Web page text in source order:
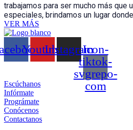
trabajamos para ser mucho más que
especiales, brindamos un lugar
VER MÁS
YoutubeInstagramIcon-
tiktok-
svgrepo-
com
Escúchanos
Infórmate
Prográmate
Conócenos
Contactanos